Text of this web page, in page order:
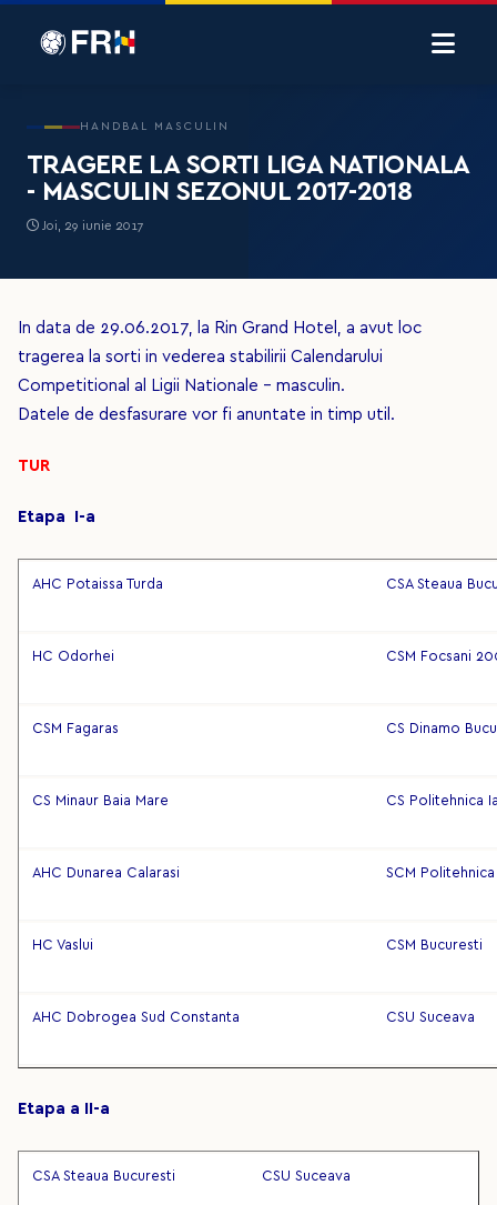
HANDBAL MASCULIN
TRAGERE LA SORTI LIGA NATIONALA
- MASCULIN SEZONUL 2017-2018
Joi, 29 iunie 2017
In data de 29.06.2017, la Rin Grand Hotel, a avut loc
tragerea la sorti in vederea stabilirii Calendarului
Competitional al Ligii Nationale - masculin.
Datele de desfasurare vor fi anuntate in timp util.
TUR
Etapa I-a
AHC Potaissa Turda CSA Steaua
HC Odorhei CSM Focsani
CSM Fagaras CS Dinamo
CS Minaur Baia Mare CS Politehnica
AHC Dunarea Calarasi SCM
HC Vaslui CSM Bucuresti
AHC Dobrogea Sud Constanta CSU Suceava
Etapa a II-a
CSA Steaua Bucuresti CSU Suceava